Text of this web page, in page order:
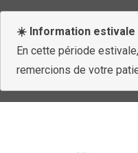
☀️ Information estivale
En cette période
remercions de votre